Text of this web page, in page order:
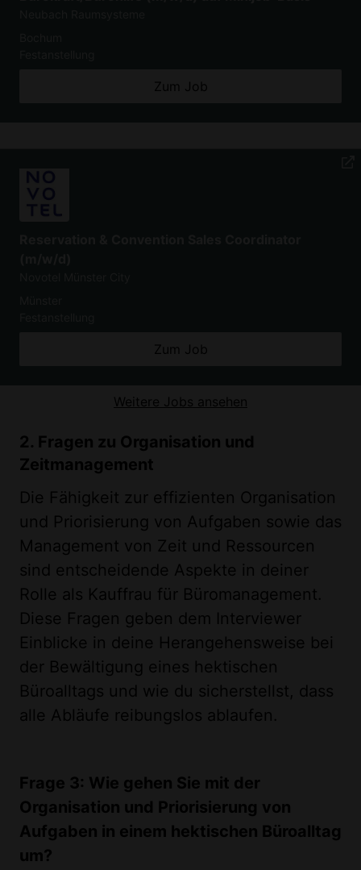
Zum Job
Zum Job
Weitere Jobs ansehen
2. Fragen zu Organisation und
Zeitmanagement
Die Fähigkeit zur effizienten Organisation
und Priorisierung von Aufgaben sowie das
Management von Zeit und Ressourcen
sind entscheidende Aspekte in deiner
Rolle als Kauffrau für Büromanagement.
Diese Fragen geben dem Interviewer
Einblicke in deine Herangehensweise bei
der Bewältigung eines hektischen
Büroalltags und wie du sicherstellst, dass
alle Abläufe reibungslos ablaufen.
Frage 3: Wie gehen Sie mit der
Organisation und Priorisierung von
Aufgaben in einem hektischen Büroalltag
um?